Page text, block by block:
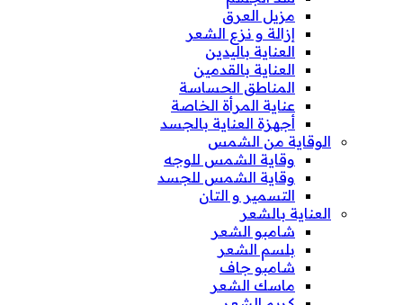
مزيل العرق
إزالة و نزع الشعر
العناية باليدين
العناية بالقدمين
المناطق الحساسة
عناية المرأة الخاصة
أجهزة العناية بالجسد
الوقاية من الشمس
وقاية الشمس للوجه
وقاية الشمس للجسد
التسمير و التان
العناية بالشعر
شامبو الشعر
بلسم الشعر
شامبو جاف
ماسك الشعر